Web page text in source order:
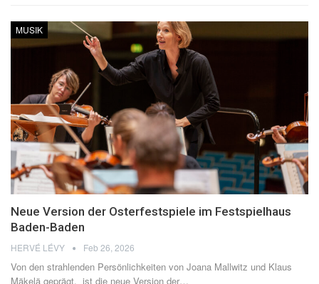
MUSIK
Neue Version der Osterfestspiele im Festspielhaus
Baden-Baden
HERVÉ LÉVY Feb 26, 2026
Von den strahlenden Persönlichkeiten von Joana Mallwitz und Klaus
Mäkelä geprägt, ist die neue Version der…